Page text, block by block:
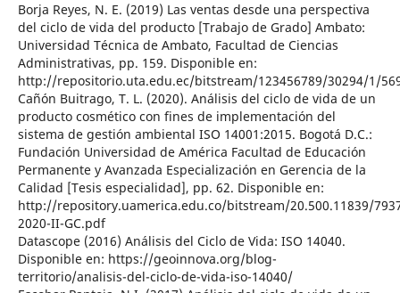
Borja Reyes, N. E. (2019) Las ventas desde una perspectiva
del ciclo de vida del producto [Trabajo de Grado] Ambato:
Universidad Técnica de Ambato, Facultad de Ciencias
Administrativas, pp. 159. Disponible en:
http://repositorio.uta.edu.ec/bitstream/123456789/30294/1/
Cañón Buitrago, T. L. (2020). Análisis del ciclo de vida de un
producto cosmético con fines de implementación del
sistema de gestión ambiental ISO 14001:2015. Bogotá D.C.:
Fundación Universidad de América Facultad de Educación
Permanente y Avanzada Especialización en Gerencia de la
Calidad [Tesis especialidad], pp. 62. Disponible en:
http://repository.uamerica.edu.co/bitstream/20.500.11839/
2020-II-GC.pdf
Datascope (2016) Análisis del Ciclo de Vida: ISO 14040.
Disponible en: https://geoinnova.org/blog-
territorio/analisis-del-ciclo-de-vida-iso-14040/